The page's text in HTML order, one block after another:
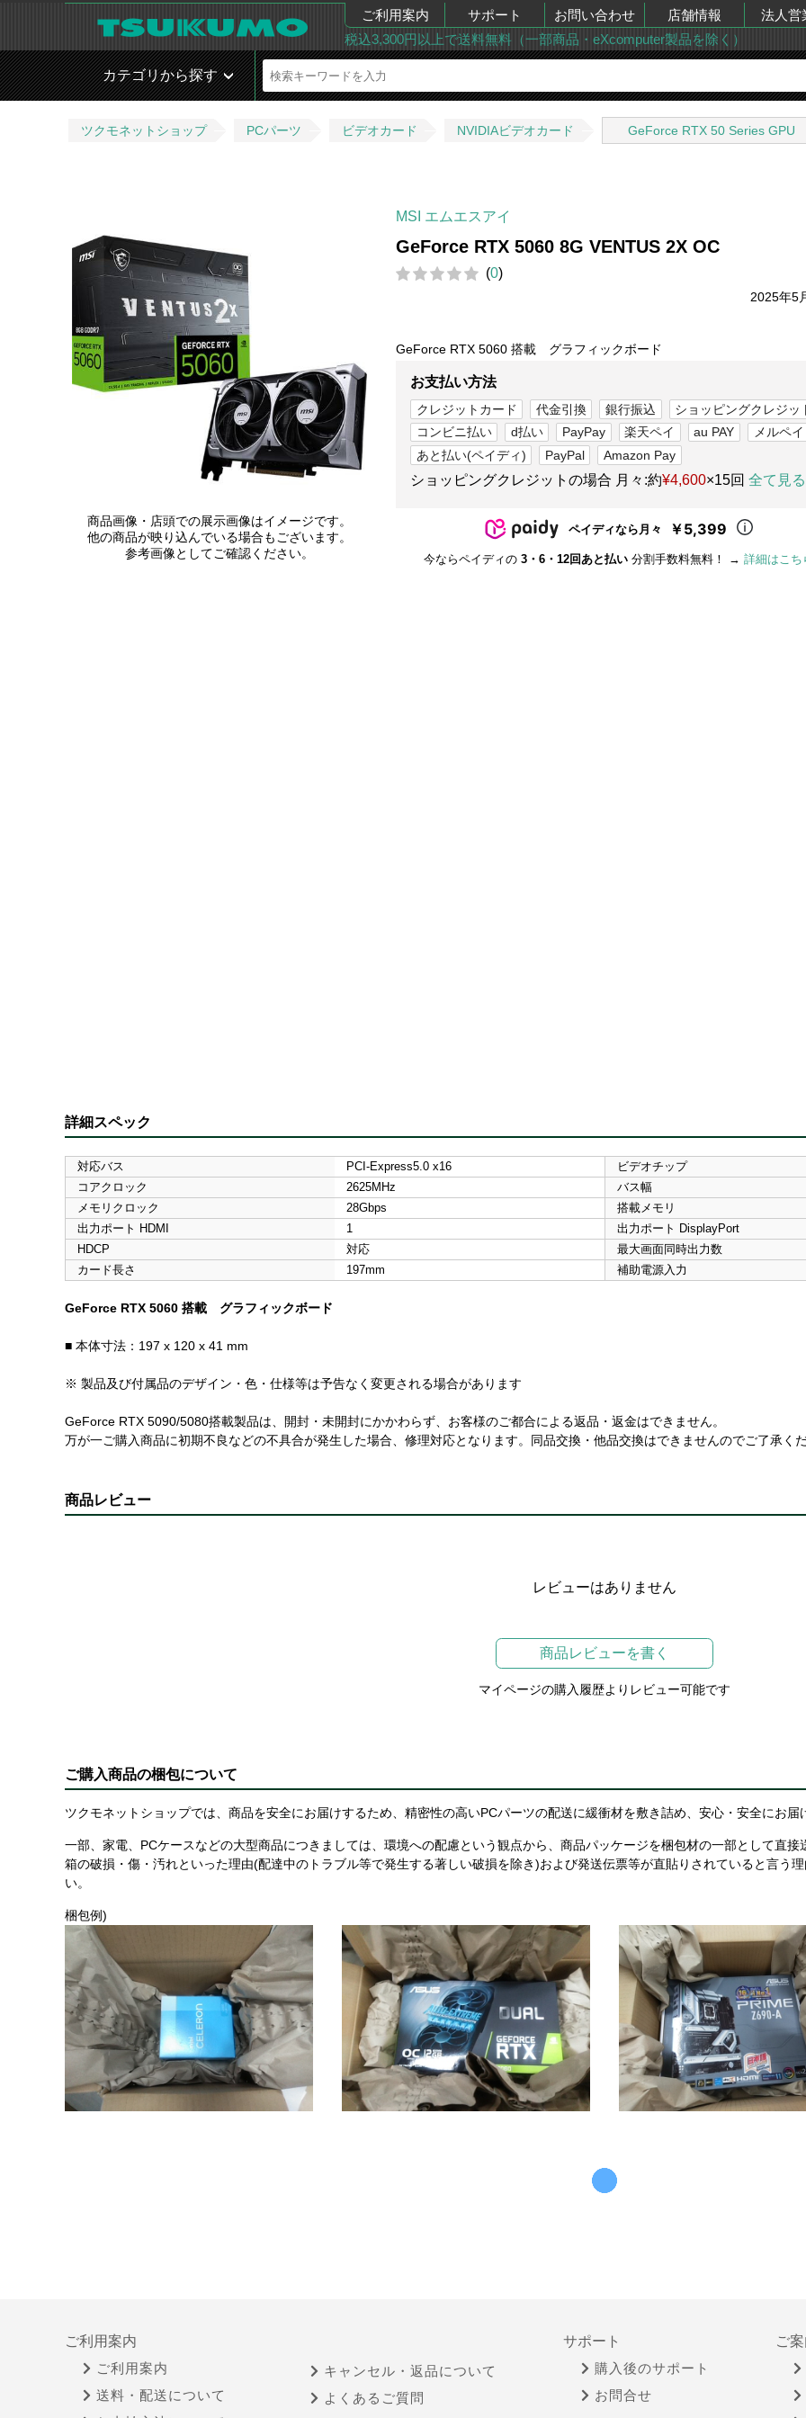
ご利用案内 サポート お問い合わせ 店舗情報 法人営
税込3,300円以上で送料無料（一部商品・eXcomputer製品を除く）
カテゴリから探す
ツクモネットショップ PCパーツ ビデオカード NVIDIAビデオカード GeForce RTX 50 Series GPU
商品画像・店頭での展示画像はイメージです。
他の商品が映り込んでいる場合もございます。
参考画像としてご確認ください。
MSI エムエスアイ
GeForce RTX 5060 8G VENTUS 2X OC
(0)
2025年5
GeForce RTX 5060 搭載 グラフィックボード
お支払い方法
クレジットカード 代金引換 銀行振込
ショッピングクレジッ
コンビニ払い
d払い PayPay 楽天ペイ au PAY
メルペイ
あと払い(ペイディ)
PayPal Amazon Pay
ショッピングクレジットの場合 月々:約¥4,600×15回 全て見る
ペイディなら月々 ￥5,399
今ならペイディの 3・6・12回あと払い 分割手数料無料！ → 詳細はこち
詳細スペック
対応バス PCI-Express5.0 x16 ビデオチップ
コアクロック
2625MHz バス幅
メモリクロック
28Gbps 搭載メモリ
出力ポート HDMI
1 出力ポート DisplayPort
HDCP
対応 最大画面同時出力数
カード長さ
197mm 補助電源入力
GeForce RTX 5060 搭載 グラフィックボード
■ 本体寸法：197 x 120 x 41 mm
※ 製品及び付属品のデザイン・色・仕様等は予告なく変更される場合があります
GeForce RTX 5090/5080搭載製品は、開封・未開封にかかわらず、お客様のご都合による返品・返金はできません。
万が一ご購入商品に初期不良などの不具合が発生した場合、修理対応となります。同品交換・他品交換はできませんのでご了承くだ
商品レビュー
レビューはありません
商品レビューを書く
マイページの購入履歴よりレビュー可能です
ご購入商品の梱包について
ツクモネットショップでは、商品を安全にお届けするため、精密性の高いPCパーツの配送に緩衝材を敷き詰め、安心・安全にお届
一部、家電、PCケースなどの大型商品につきましては、環境への配慮という観点から、商品パッケージを梱包材の一部として直
箱の破損・傷・汚れといった理由(配達中のトラブル等で発生する著しい破損を除き)および発送伝票等が直貼りされていると言う
い。
梱包例)
ご利用案内
ご利用案内
送料・配送について
キャンセル・返品について
よくあるご質問
サポート
購入後のサポート
お問合せ
ご